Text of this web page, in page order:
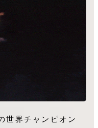
世界チャンピオン